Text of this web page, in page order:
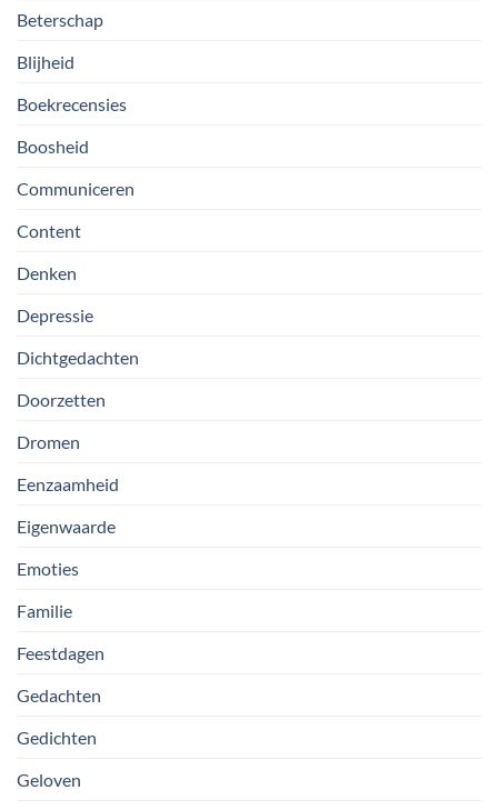
Beterschap
Blijheid
Boekrecensies
Boosheid
Communiceren
Content
Denken
Depressie
Dichtgedachten
Doorzetten
Dromen
Eenzaamheid
Eigenwaarde
Emoties
Familie
Feestdagen
Gedachten
Gedichten
Geloven